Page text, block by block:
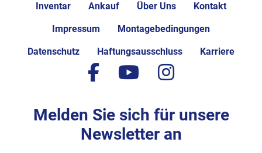
Inventar Ankauf Über Uns Kontakt
Impressum Montagebedingungen
Datenschutz Haftungsausschluss Karriere
facebook
youtubeinstagram
Melden Sie sich für unsere
Newsletter an